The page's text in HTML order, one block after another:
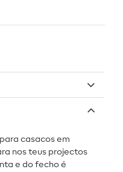
casacos em
nos teus projectos
e do fecho é